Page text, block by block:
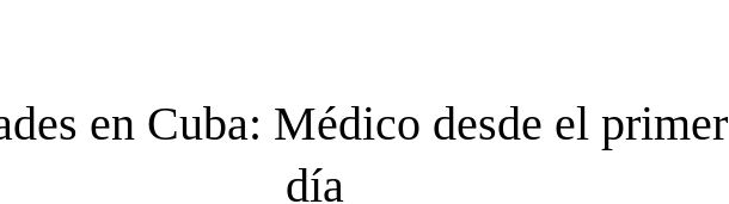
en Cuba: Médico desde el primer
día